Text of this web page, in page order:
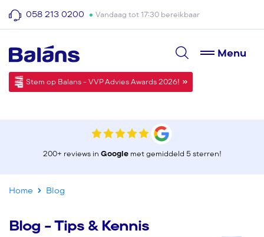
058 213 0200 Vandaag tot 17:30 bereikbaar
Menu
Stem op Balans - VVP Advies Awards 2026!
200+ reviews in Googlemet gemiddeld 5 sterren!
Home Blog
Blog - Tips & Kennis